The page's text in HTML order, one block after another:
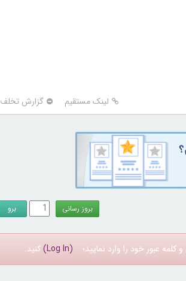
لینک مستقیم گزارش تخلف
کلمه عبور خود را وارد نمایید؛ (Log In) کنید.